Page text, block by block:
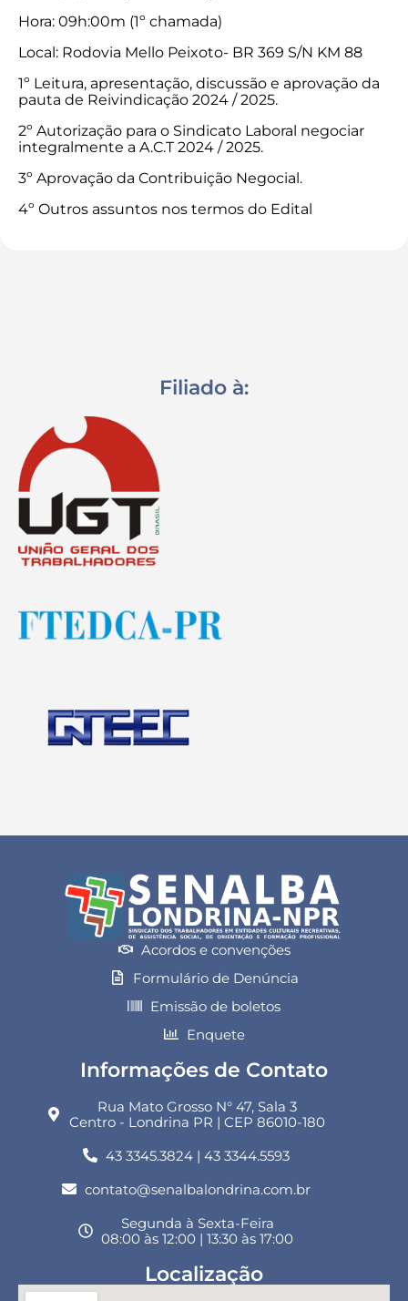
Hora: 09h:00m (1º chamada)
Local: Rodovia Mello Peixoto- BR 369 S/N KM 88
1º Leitura, apresentação, discussão e aprovação da
pauta de Reivindicação 2024 / 2025.
2º Autorização para o Sindicato Laboral negociar
integralmente a A.C.T 2024 / 2025.
3º Aprovação da Contribuição Negocial.
4º Outros assuntos nos termos do Edital
Filiado à:
Acordos e convenções
Formulário de Denúncia
Emissão de boletos
Enquete
Informações de Contato
Rua Mato Grosso N° 47, Sala 3
Centro - Londrina PR | CEP 86010-180
43 3345.3824 | 43 3344.5593
contato@senalbalondrina.com.br
Segunda à Sexta-Feira
08:00 às 12:00 | 13:30 às 17:00
Localização